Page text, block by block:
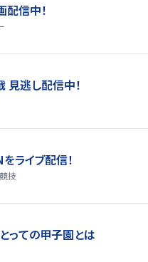
信中！
逃し配信中！
ライブ配信！
技
っての甲子園とは